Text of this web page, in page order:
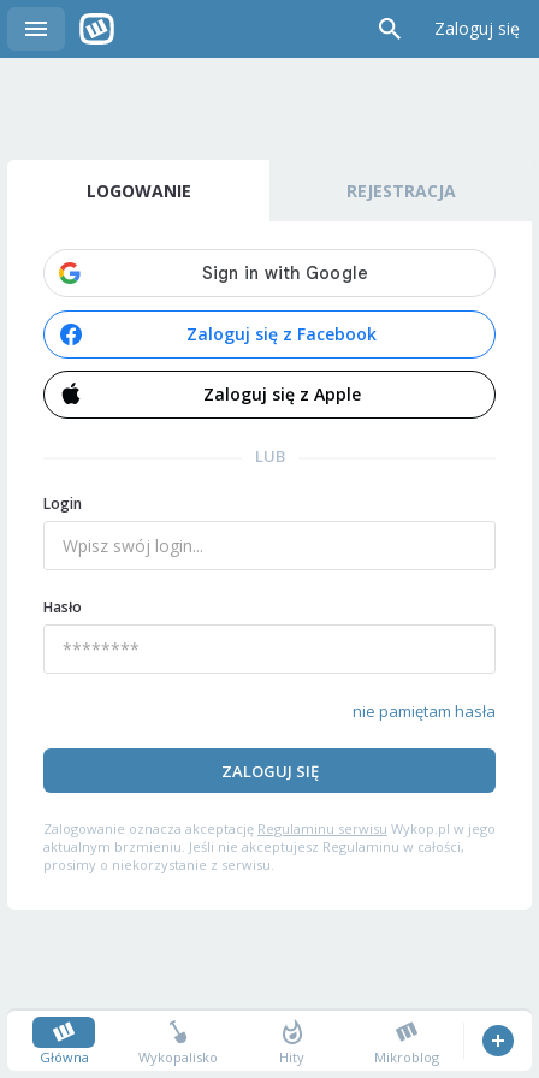
Zaloguj się
LOGOWANIE REJESTRACJA
Zaloguj się z Facebook
Zaloguj się z Apple
LUB
Login
Hasło
nie pamiętam hasła
ZALOGUJ SIĘ
Zalogowanie oznacza akceptację Regulaminu serwisu Wykop.pl w jego
aktualnym brzmieniu. Jeśli nie akceptujesz Regulaminu w całości,
prosimy o niekorzystanie z serwisu.
Główna Wykopalisko Hity Mikroblog